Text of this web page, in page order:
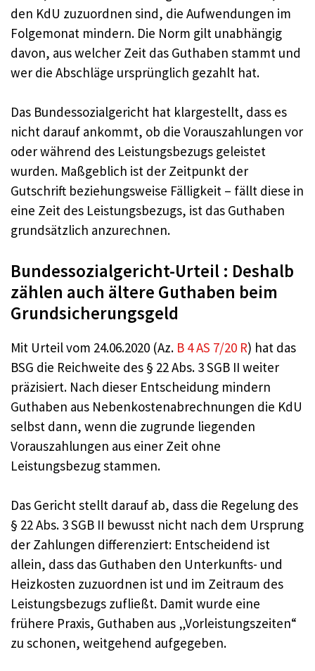
den KdU zuzuordnen sind, die Aufwendungen im
Folgemonat mindern. Die Norm gilt unabhängig
davon, aus welcher Zeit das Guthaben stammt und
wer die Abschläge ursprünglich gezahlt hat.
Das Bundessozialgericht hat klargestellt, dass es
nicht darauf ankommt, ob die Vorauszahlungen vor
oder während des Leistungsbezugs geleistet
wurden. Maßgeblich ist der Zeitpunkt der
Gutschrift beziehungsweise Fälligkeit – fällt diese in
eine Zeit des Leistungsbezugs, ist das Guthaben
grundsätzlich anzurechnen.
Bundessozialgericht-Urteil : Deshalb
zählen auch ältere Guthaben beim
Grundsicherungsgeld
Mit Urteil vom 24.06.2020 (Az. B 4 AS 7/20 R) hat das
BSG die Reichweite des § 22 Abs. 3 SGB II weiter
präzisiert. Nach dieser Entscheidung mindern
Guthaben aus Nebenkostenabrechnungen die KdU
selbst dann, wenn die zugrunde liegenden
Vorauszahlungen aus einer Zeit ohne
Leistungsbezug stammen.
Das Gericht stellt darauf ab, dass die Regelung des
§ 22 Abs. 3 SGB II bewusst nicht nach dem Ursprung
der Zahlungen differenziert: Entscheidend ist
allein, dass das Guthaben den Unterkunfts- und
Heizkosten zuzuordnen ist und im Zeitraum des
Leistungsbezugs zufließt. Damit wurde eine
frühere Praxis, Guthaben aus „Vorleistungszeiten“
zu schonen, weitgehend aufgegeben.